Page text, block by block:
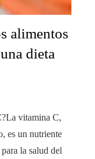
alimentos
dieta
vitamina C,
es un nutriente
la salud del